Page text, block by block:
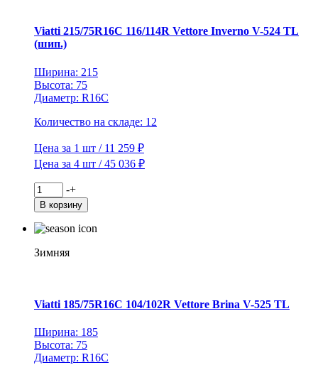
TL
(шип.)
Viatti 215/75R16C 116/114R Vettore Inverno V-524 TL
(шип.)
Ширина: 215
Высота: 75
Диаметр: R16C
Количество на складе: 12
Цена за 1 шт / 11 259 ₽
Цена за 4 шт / 45 036 ₽
Количество
товара
Viatti
215/75R16C
Vettore
TL
-+
В корзину
Зимняя
Viatti 185/75R16C 104/102R Vettore Brina V-525 TL
Ширина: 185
Высота: 75
Диаметр: R16C